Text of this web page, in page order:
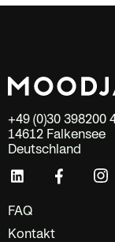
+49 (0)30 398200
14612 Falkensee
Deutschland
FAQ
Kontakt